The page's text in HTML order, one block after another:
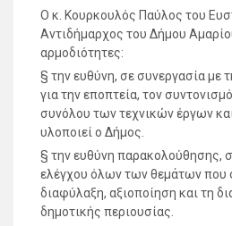
Ο κ. Κουρκουλός Παύλος του
Αντιδήμαρχος του Δήμου
αρμοδιότητες:
§ την ευθύνη, σε συνεργασία με
για την εποπτεία, τον
συνόλου των τεχνικών έργων
υλοποιεί ο Δήμος.
§ την ευθύνη παρακολούθησης,
ελέγχου όλων των θεμάτων που
διαφύλαξη, αξιοποίηση και τη
δημοτικής περιουσίας.